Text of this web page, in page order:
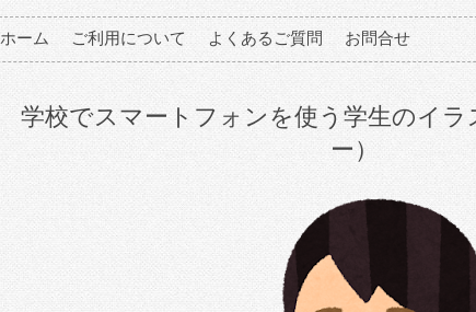
ホーム ご利用について よくあるご質問 お問合せ
学校でスマートフォンを使う学生のイラ
ー）